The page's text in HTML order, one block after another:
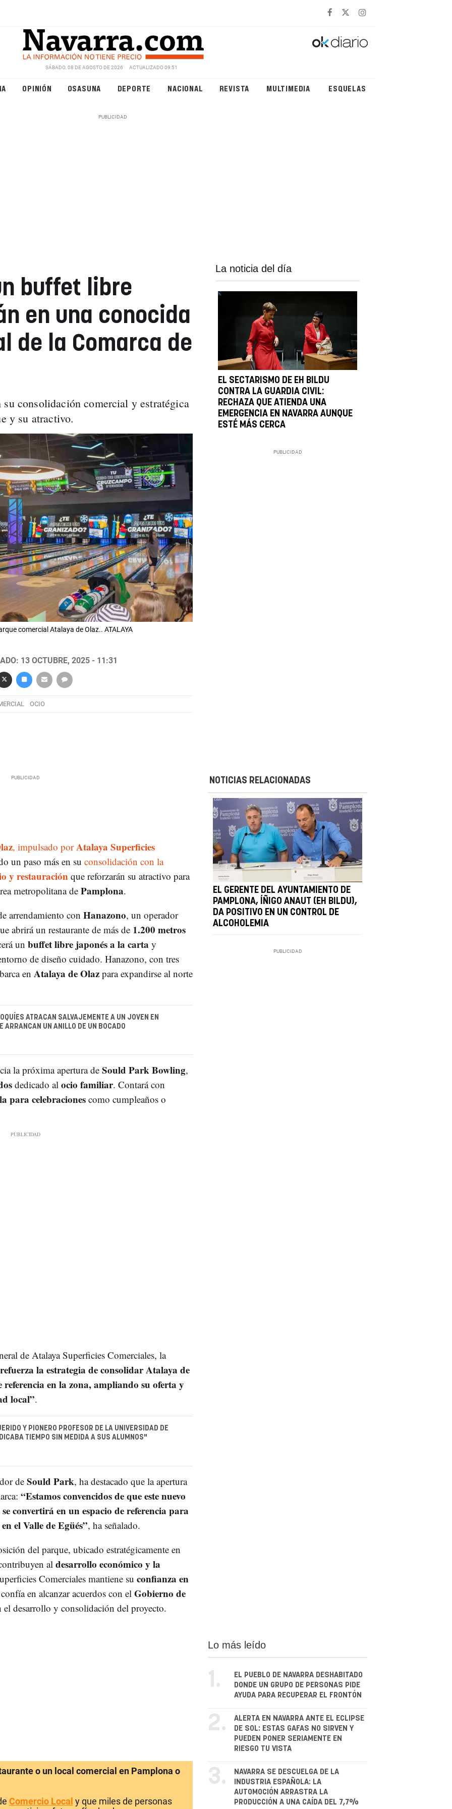
SÁBADO, 08 DE AGOSTO DE 2026 ACTUALIZADO 09:51
OPINIÓN OSASUNA DEPORTE NACIONAL REVISTA MULTIMEDIA ESQUELAS
buffet libre
en una conocida
de la Comarca de
su consolidación comercial y estratégica
y su atractivo.
comercial Atalaya de Olaz.. ATALAYA
13 OCTUBRE, 2025 - 11:31
OCIO
La noticia del día
EL SECTARISMO DE EH BILDU
CONTRA LA GUARDIA CIVIL:
RECHAZA QUE ATIENDA UNA
EMERGENCIA EN NAVARRA AUNQUE
ESTÉ MÁS CERCA
, impulsado porAtalaya Superficies
un paso más en su consolidación con la
y restauración que reforzarán su atractivo para
metropolitana dePamplona.
arrendamiento con Hanazono, un operador
abrirá un restaurante de más de 1.200 metros
un buffet libre japonés a la carta y
de diseño cuidado. Hanazono, con tres
en Atalaya de Olazpara expandirse al norte
ATRACAN SALVAJEMENTE A UN JOVEN EN
ARRANCAN UN ANILLO DE UN BOCADO
la próxima apertura de Sould Park Bowling,
dedicado al ocio familiar. Contará con
para celebracionescomo cumpleaños o
de Atalaya Superficies Comerciales, la
la estrategia de consolidar Atalaya de
en la zona, ampliando su oferta y
local”.
Y PIONERO PROFESOR DE LA UNIVERSIDAD DE
TIEMPO SIN MEDIDA A SUS ALUMNOS"
de Sould Park, ha destacado que la apertura
“Estamos convencidos de que este nuevo
convertirá en un espacio de referencia para
el Valle de Egüés”, ha señalado.
del parque, ubicado estratégicamente en
al desarrollo económico y la
Comerciales mantiene su confianza en
en alcanzar acuerdos con el Gobierno de
desarrollo y consolidación del proyecto.
NOTICIAS RELACIONADAS
EL GERENTE DEL AYUNTAMIENTO DE
PAMPLONA, ÍÑIGO ANAUT (EH BILDU),
DA POSITIVO EN UN CONTROL DE
ALCOHOLEMIA
o un local comercial en Pamplona o
Comercio Local y que miles de personas
Lo más leído
1.
EL PUEBLO DE NAVARRA DESHABITADO
DONDE UN GRUPO DE PERSONAS PIDE
AYUDA PARA RECUPERAR EL FRONTÓN
2.
ALERTA EN NAVARRA ANTE EL ECLIPSE
DE SOL: ESTAS GAFAS NO SIRVEN Y
PUEDEN PONER SERIAMENTE EN
RIESGO TU VISTA
3.
NAVARRA SE DESCUELGA DE LA
INDUSTRIA ESPAÑOLA: LA
AUTOMOCIÓN ARRASTRA LA
PRODUCCIÓN A UNA CAÍDA DEL 7,7%